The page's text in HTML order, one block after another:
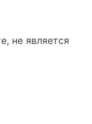
не является